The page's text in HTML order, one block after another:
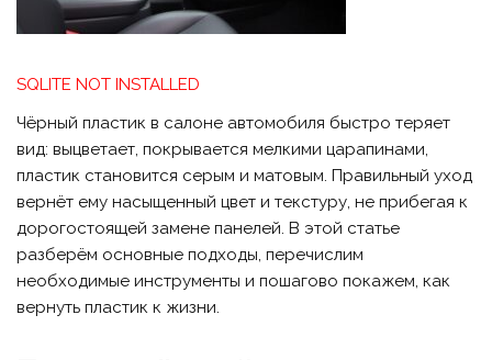
SQLITE NOT INSTALLED
Чёрный пластик в салоне автомобиля быстро теряет
вид: выцветает, покрывается мелкими царапинами,
пластик становится серым и матовым. Правильный уход
вернёт ему насыщенный цвет и текстуру, не прибегая к
дорогостоящей замене панелей. В этой статье
разберём основные подходы, перечислим
необходимые инструменты и пошагово покажем, как
вернуть пластик к жизни.